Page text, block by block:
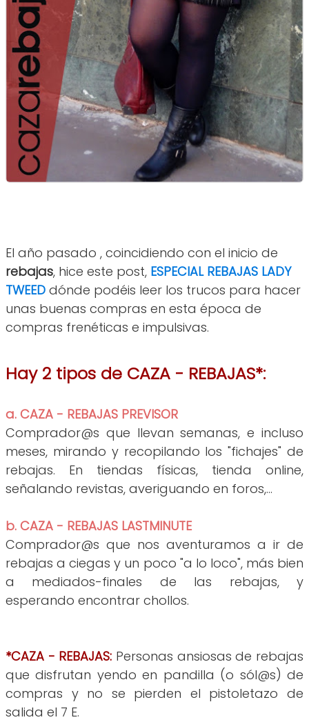
El año pasado , coincidiendo con el inicio de
rebajas, hice este post, ESPECIAL REBAJAS LADY
TWEED dónde podéis leer los trucos para hacer
unas buenas compras en esta época de
compras frenéticas e impulsivas.
Hay 2 tipos de CAZA - REBAJAS*:
a. CAZA - REBAJAS PREVISOR
Comprador@s que llevan semanas, e incluso
meses, mirando y recopilando los "fichajes" de
rebajas. En tiendas físicas, tienda online,
señalando revistas, averiguando en foros,...
b. CAZA - REBAJAS LASTMINUTE
Comprador@s que nos aventuramos a ir de
rebajas a ciegas y un poco "a lo loco", más bien
a mediados-finales de las rebajas, y
esperando encontrar chollos.
*CAZA - REBAJAS: Personas ansiosas de rebajas
que disfrutan yendo en pandilla (o sól@s) de
compras y no se pierden el pistoletazo de
salida el 7 E.